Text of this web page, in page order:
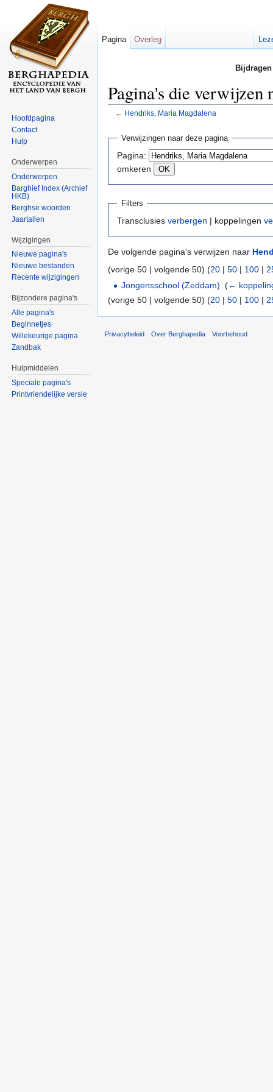
Pagina's die
← Hendriks, Maria Magdalena
Verwijzingen naar deze pagina
Pagina:
omkeren
Filters
Transclusies verbergen | koppelingen
De volgende pagina's verwijzen naar
(vorige 50 | volgende 50) (20 | 50 | 100 |
Jongensschool (Zeddam) ‎(←
(vorige 50 | volgende 50) (20 | 50 | 100 |
Pagina Overleg
Hoofdpagina
Contact
Hulp
Onderwerpen
Onderwerpen
Barghief Index (Archief
HKB)
Berghse woorden
Jaartallen
Wijzigingen
Nieuwe pagina's
Nieuwe bestanden
Recente wijzigingen
Bijzondere pagina's
Alle pagina's
Beginnetjes
Willekeurige pagina
Zandbak
Hulpmiddelen
Speciale pagina's
Printvriendelijke versie
Privacybeleid Over Berghapedia Voorbehoud